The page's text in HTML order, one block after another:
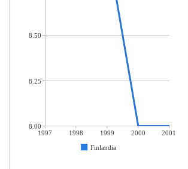
1997 1998 1999 2000
2001
Finlandia
8.50
8.25
8.00